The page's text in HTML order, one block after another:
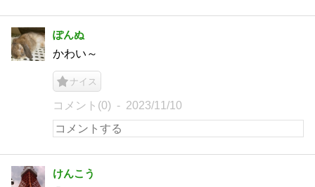
ぽんぬ
かわい～
ナイス
コメント(0) 2023/11/10
けんこう